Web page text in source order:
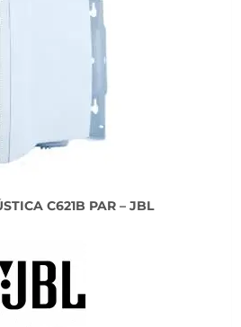
C621B PAR – JBL